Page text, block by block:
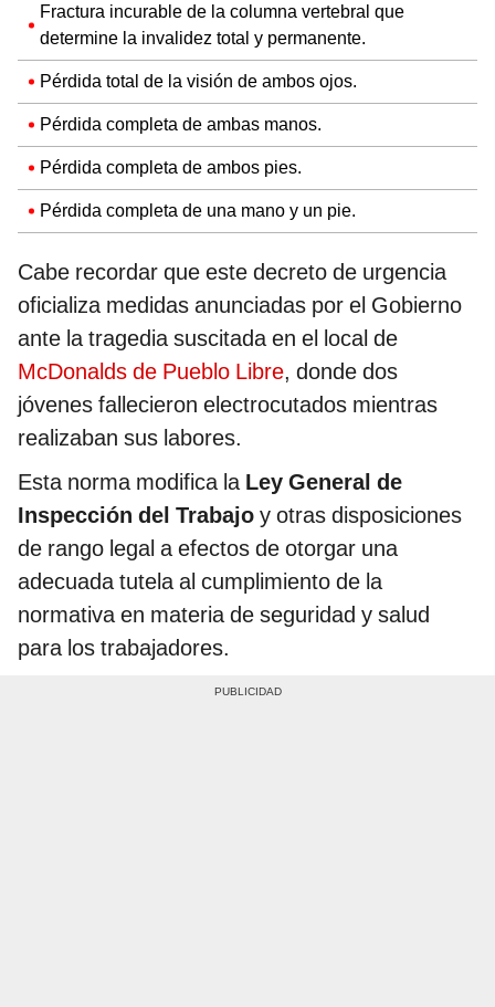
Fractura incurable de la columna vertebral que
determine la invalidez total y permanente.
Pérdida total de la visión de ambos ojos.
Pérdida completa de ambas manos.
Pérdida completa de ambos pies.
Pérdida completa de una mano y un pie.
Cabe recordar que este decreto de urgencia
oficializa medidas anunciadas por el Gobierno
ante la tragedia suscitada en el local de
McDonalds de Pueblo Libre, donde dos
jóvenes fallecieron electrocutados mientras
realizaban sus labores.
Esta norma modifica la Ley General de
Inspección del Trabajo y otras disposiciones
de rango legal a efectos de otorgar una
adecuada tutela al cumplimiento de la
normativa en materia de seguridad y salud
para los trabajadores.